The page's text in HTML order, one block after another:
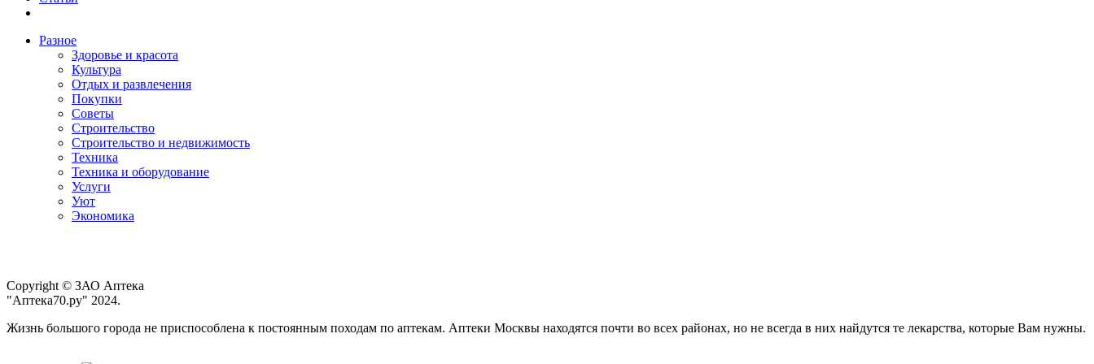
Разное
Здоровье и красота
Культура
Отдых и развлечения
Покупки
Советы
Строительство
Строительство и недвижимость
Техника
Техника и оборудование
Услуги
Уют
Экономика
Copyright © ЗАО Аптека
"Аптека70.ру" 2024.
Жизнь большого города не приспособлена к постоянным походам по аптекам. Аптеки Москвы находятся почти во всех районах, но не всегда в них найдутся те лекарства, которые Вам нужны.